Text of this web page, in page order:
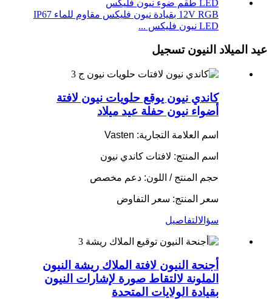
12V RGB بقيادة نيون فليكس مقاوم للماء IP67
LED نيون فليكس ...
عيد الميلاد النيون تسجيل
كاندي نيون يوقع حلويات نيون لافتة
أضواء نيون حفلة عيد ميلاد
اسم العلامة التجارية: Vasten
اسم المنتج: لافتات كاندي نيون
حجم المنتج / اللون: دعم مخصص
سعر المنتج: سعر التفاوض
سؤالالتفاصيل
أجنحة النيون لافتة الملاك ريشة النيون
الملونة لالتقاط صورة لإشارات النيون
بقيادة الولايات المتحدة